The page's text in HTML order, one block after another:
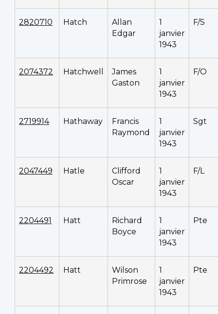
2820710 Hatch
Allan
Edgar
1
janvier
1943
F/S
2074372 Hatchwell
James
Gaston
1
janvier
1943
F/O
2719914 Hathaway
Francis
Raymond
1
janvier
1943
Sgt
2047449 Hatle
Clifford
Oscar
1
janvier
1943
F/L
2204491 Hatt
Richard
Boyce
1
janvier
1943
Pte
2204492 Hatt
Wilson
Primrose
1
janvier
1943
Pte